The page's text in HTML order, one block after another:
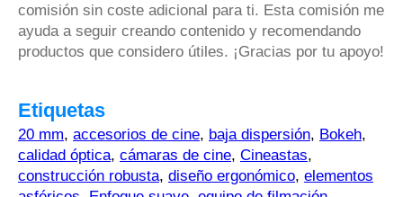
comisión sin coste adicional para ti. Esta comisión me
ayuda a seguir creando contenido y recomendando
productos que considero útiles. ¡Gracias por tu apoyo!
Etiquetas
20 mm, accesorios de cine, baja dispersión, Bokeh,
calidad óptica, cámaras de cine, Cineastas,
construcción robusta, diseño ergonómico, elementos